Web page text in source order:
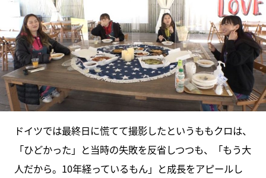
ドイツでは最終日に慌てて撮影したというももクロは、
「ひどかった」と当時の失敗を反省しつつも、「もう大
人だから。10年経っているもん」と成長をアピールし